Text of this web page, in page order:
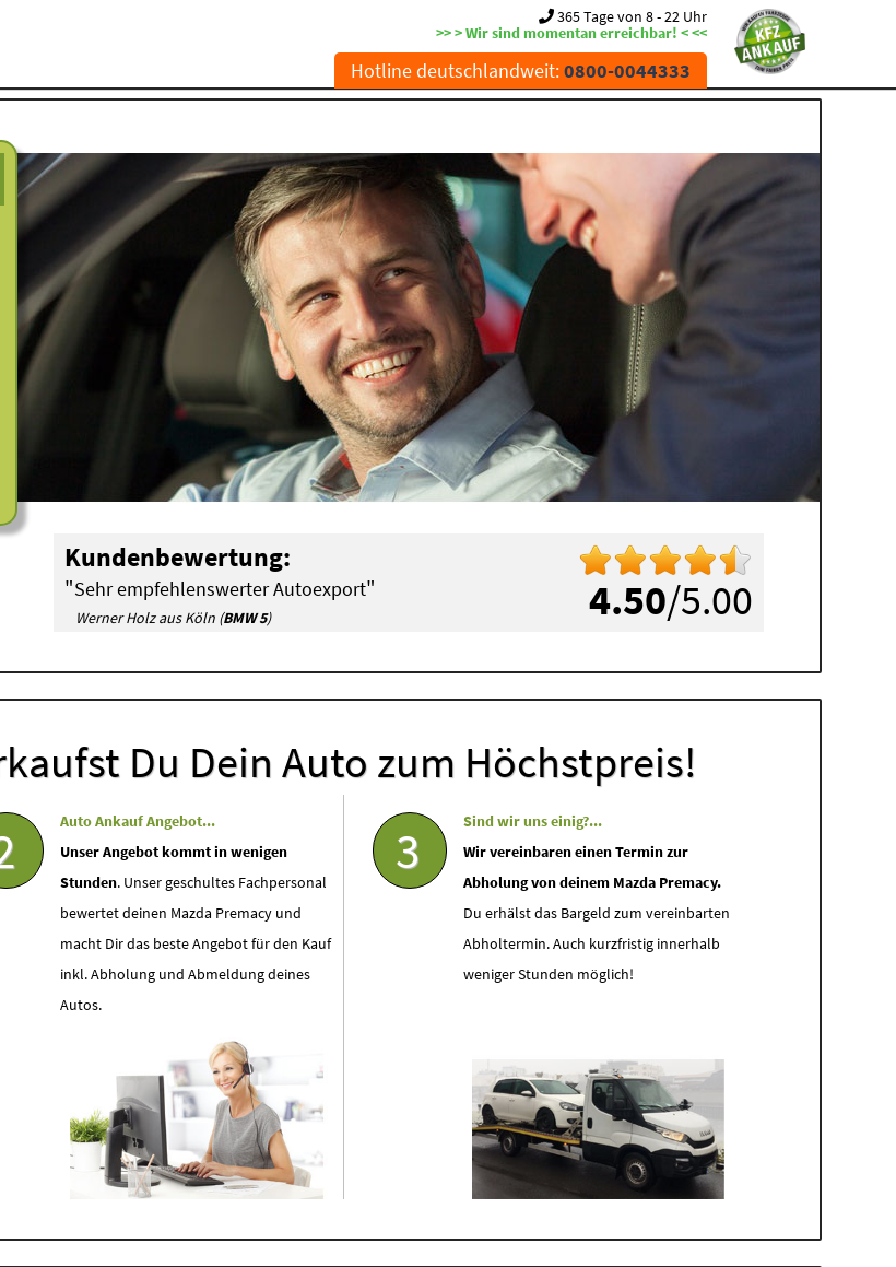
365 Tage von 8 - 22 Uhr
>> > Wir sind momentan erreichbar! < <<
Hotline deutschlandweit:0800-0044333
4.50/5.00
Kundenbewertung:
"Sehr empfehlenswerter Autoexport"
Werner Holz aus Köln (BMW 5)
Du Dein Auto zum Höchstpreis!
Auto Ankauf Angebot...
Unser Angebot kommt in wenigen
Stunden. Unser geschultes Fachpersonal
bewertet deinen Mazda Premacy und
macht Dir das beste Angebot für den Kauf
inkl. Abholung und Abmeldung deines
Autos.
3
Sind wir uns einig?...
Wir vereinbaren einen Termin zur
Abholung von deinem Mazda Premacy.
Du erhälst das Bargeld zum vereinbarten
Abholtermin. Auch kurzfristig innerhalb
weniger Stunden möglich!